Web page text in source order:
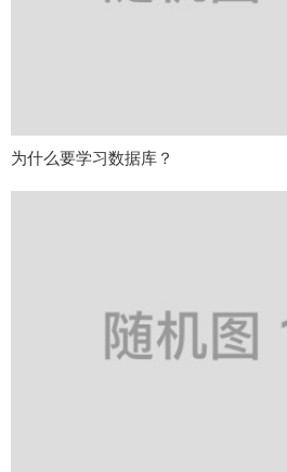
为什么要学习数据库？